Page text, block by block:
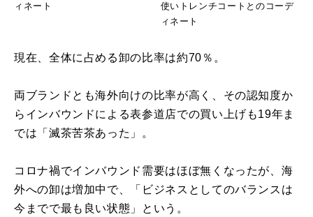
ィネート
使いトレンチコートとのコーデ
ィネート
現在、全体に占める卸の比率は約70％。
両ブランドとも海外向けの比率が高く、その認知度か
らインバウンドによる表参道店での買い上げも19年ま
では「滅茶苦茶あった」。
コロナ禍でインバウンド需要はほぼ無くなったが、海
外への卸は増加中で、「ビジネスとしてのバランスは
今までで最も良い状態」という。